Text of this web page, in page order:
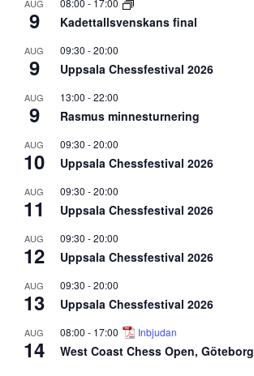
AUG
9
08:00 - 17:00
Kadettallsvenskans final
AUG
9
09:30 -20:00
Uppsala Chessfestival 2026
AUG
9
13:00 -22:00
Rasmus minnesturnering
AUG
10
09:30 -20:00
Uppsala Chessfestival 2026
AUG
11
09:30 -20:00
Uppsala Chessfestival 2026
AUG
12
09:30 -20:00
Uppsala Chessfestival 2026
AUG
13
09:30 -20:00
Uppsala Chessfestival 2026
AUG
14
08:00 - 17:00 Inbjudan
West Coast Chess Open, Göteborg